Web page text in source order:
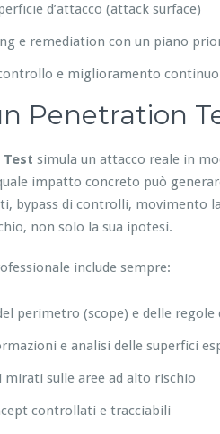
d’attacco (attack surface)
e remediation con un piano
e miglioramento
Penetration
simula un attacco reale in
impatto concreto può
bypass di controlli, movimento
non solo la sua ipotesi.
include sempre:
perimetro (scope) e delle regole
e analisi delle superfici
mirati sulle aree ad alto rischio
controllati e tracciabili